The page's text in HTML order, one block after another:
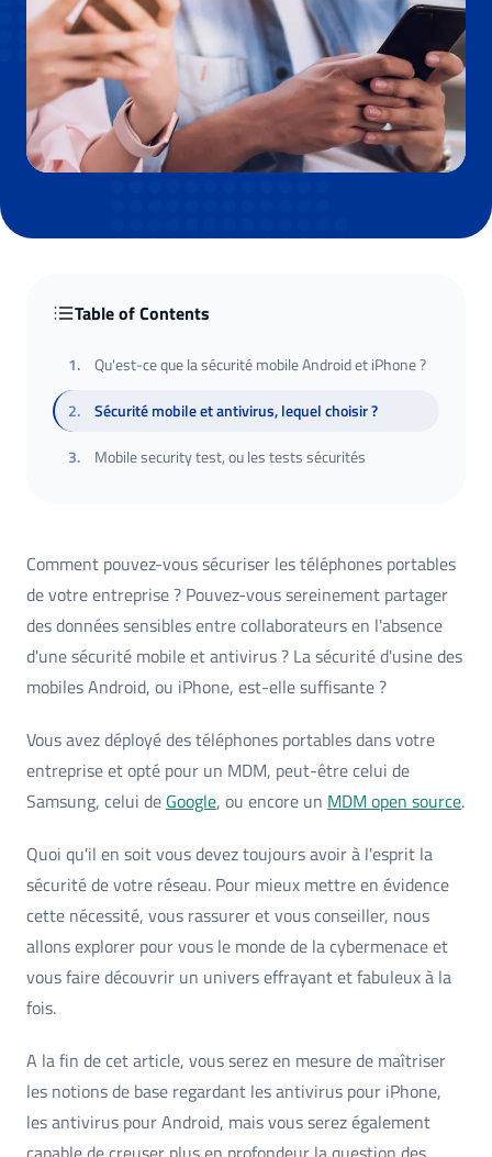
Table of Contents
1.
Qu'est-ce que la sécurité mobile Android et iPhone ?
2.
Sécurité mobile et antivirus, lequel choisir ?
3. Mobile security test, ou les tests sécurités
Comment pouvez-vous sécuriser les téléphones portables
de votre entreprise ? Pouvez-vous sereinement partager
des données sensibles entre collaborateurs en l'absence
d'une sécurité mobile et antivirus ? La sécurité d'usine des
mobiles Android, ou iPhone, est-elle suffisante ?
Vous avez déployé des téléphones portables dans votre
entreprise et opté pour un MDM, peut-être celui de
Samsung, celui de Google, ou encore un MDM open source.
Quoi qu'il en soit vous devez toujours avoir à l'esprit la
sécurité de votre réseau. Pour mieux mettre en évidence
cette nécessité, vous rassurer et vous conseiller, nous
allons explorer pour vous le monde de la cybermenace et
vous faire découvrir un univers effrayant et fabuleux à la
fois.
A la fin de cet article, vous serez en mesure de maîtriser
les notions de base regardant les antivirus pour iPhone,
les antivirus pour Android, mais vous serez également